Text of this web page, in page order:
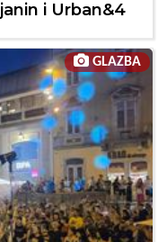
i Urban&4
GLAZBA